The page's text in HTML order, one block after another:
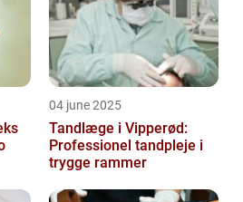
04 june 2025
Tandlæge i Vipperød:
Professionel tandpleje i
trygge rammer